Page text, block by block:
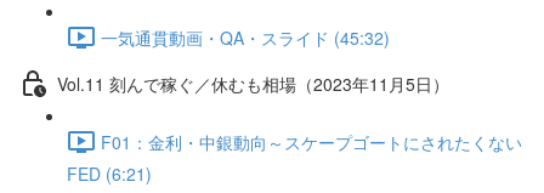
一気通貫動画・QA・スライド (45:32)
Vol.11 刻んで稼ぐ／休むも相場（2023年11月5日）
F01：金利・中銀動向～スケープゴートにされたくない
FED (6:21)